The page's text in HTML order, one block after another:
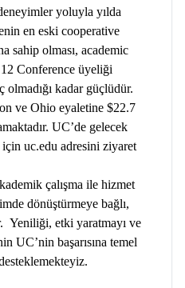
yoluyla yılda
en eski cooperative
sahip olması, academic
Conference üyeliği
kadar güçlüdür.
ve Ohio eyaletine $22.7
UC’de gelecek
uc.edu adresini ziyaret
çalışma ile hizmet
dönüştürmeye bağlı,
Yeniliği, etki yaratmayı ve
UC’nin başarısına temel